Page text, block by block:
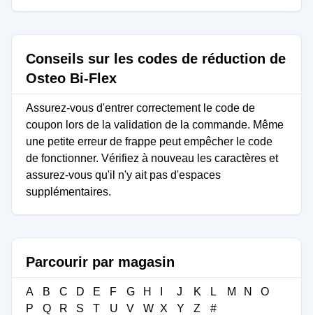
Conseils sur les codes de réduction de
Osteo Bi-Flex
Assurez-vous d'entrer correctement le code de
coupon lors de la validation de la commande. Même
une petite erreur de frappe peut empêcher le code
de fonctionner. Vérifiez à nouveau les caractères et
assurez-vous qu'il n'y ait pas d'espaces
supplémentaires.
Parcourir par magasin
A B C D E F G H J K L M N
O
P
Q R S T U V W X Y Z #